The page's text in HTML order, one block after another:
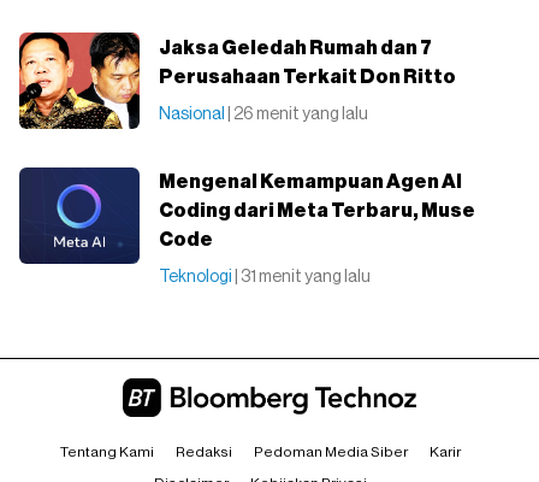
Jaksa Geledah Rumah dan 7
Perusahaan Terkait Don Ritto
Nasional | 26 menit yang lalu
Mengenal Kemampuan Agen AI
Coding dari Meta Terbaru, Muse
Code
Teknologi | 31 menit yang lalu
Tentang Kami Redaksi Pedoman Media Siber Karir